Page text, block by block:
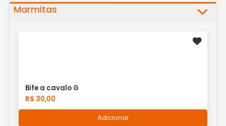
Marmitas
Bife a cavalo G
R$ 30,00
Adicionar